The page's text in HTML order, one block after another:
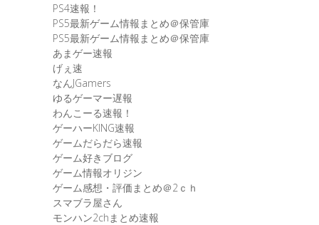
PS4速報！
PS5最新ゲーム情報まとめ＠保管庫
PS5最新ゲーム情報まとめ＠保管庫
あまゲー速報
げぇ速
なんJGamers
ゆるゲーマー遅報
わんこーる速報！
ゲーハーKING速報
ゲームだらだら速報
ゲーム好きブログ
ゲーム情報オリジン
ゲーム感想・評価まとめ＠2ｃｈ
スマブラ屋さん
モンハン2chまとめ速報